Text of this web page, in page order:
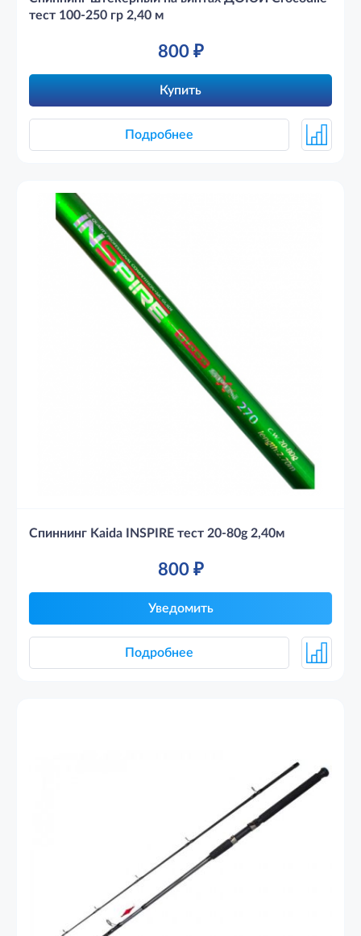
тест 100-250 гр 2,40 м
800₽
Купить
Подробнее
Спиннинг Kaida INSPIRE тест 20-80g 2,40м
800₽
Уведомить
Подробнее